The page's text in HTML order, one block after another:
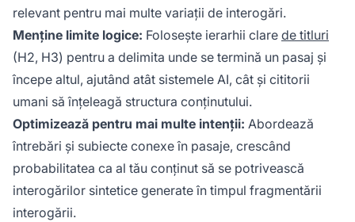
relevant pentru mai multe variații de interogări.
Menține limite logice: Folosește ierarhii clare de titluri
(H2, H3) pentru a delimita unde se termină un pasaj și
începe altul, ajutând atât sistemele AI, cât și cititorii
umani să înțeleagă structura conținutului.
Optimizează pentru mai multe intenții: Abordează
întrebări și subiecte conexe în pasaje, crescând
probabilitatea ca al tău conținut să se potrivească
interogărilor sintetice generate în timpul fragmentării
interogării.